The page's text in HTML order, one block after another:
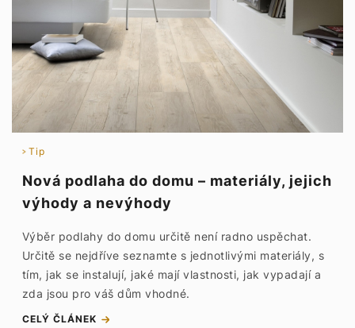
Tip
Nová podlaha do domu – materiály, jejich
výhody a nevýhody
Výběr podlahy do domu určitě není radno uspěchat.
Určitě se nejdříve seznamte s jednotlivými materiály, s
tím, jak se instalují, jaké mají vlastnosti, jak vypadají a
zda jsou pro váš dům vhodné.
CELÝ ČLÁNEK